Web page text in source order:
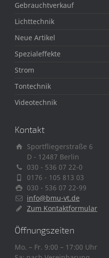
Gebrauchtverkauf
Lichttechnik
Neue Artikel
Spezialeffekte
Strom
Tontechnik
Videotechnik
Kontakt
Sportfliegerstraße 6
D - 12487 Berlin
030 - 536 07 22-0
0176 - 105 813 03
030 - 536 07 22-99
info@bmu-vt.de
Zum Kontaktformular
Öffnungszeiten
Mo. – Fr. 9:00 – 17:00 Uhr